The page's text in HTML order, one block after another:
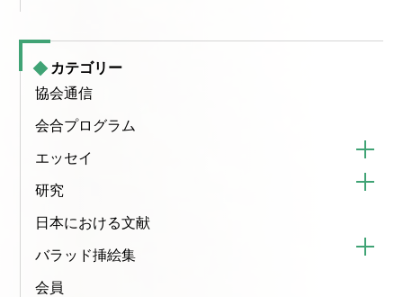
カテゴリー
協会通信
会合プログラム
エッセイ
研究
日本における文献
バラッド挿絵集
会員